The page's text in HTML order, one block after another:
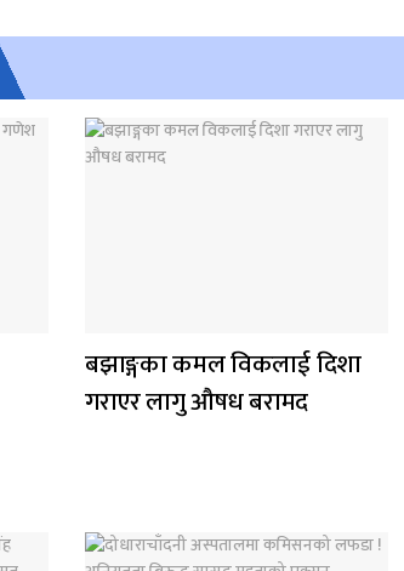
बझाङ्गका कमल विकलाई दिशा
गराएर लागु औषध बरामद